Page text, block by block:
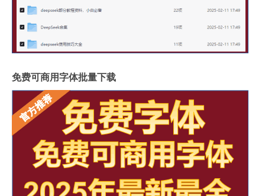
免费可商用字体批量下载